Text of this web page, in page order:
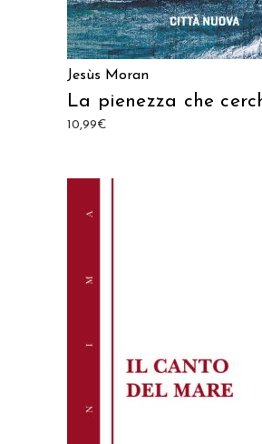
Jesùs Moran
La pienezza che
10,99€
AGGIUNGI AL CARRELLO